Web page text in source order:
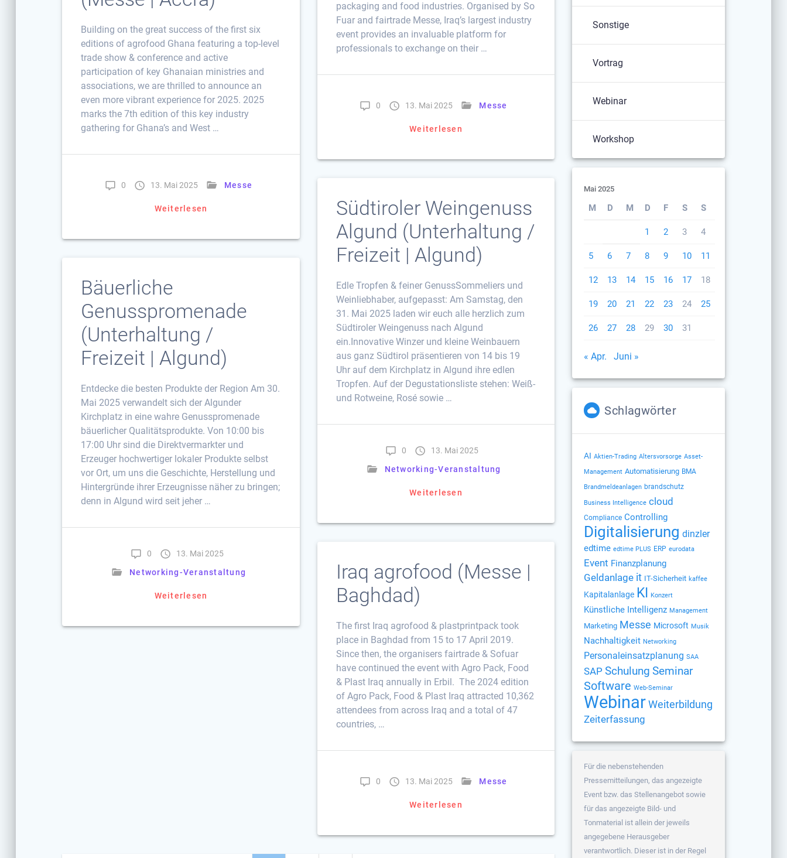
packaging and food industries. Organised by So
Fuar and fairtrade Messe, Iraq’s largest industry
event provides an invaluable platform for
professionals to exchange on their …
0 13. Mai 2025 Messe
Weiterlesen
Building on the great success of the first six
editions of agrofood Ghana featuring a top-level
trade show & conference and active
participation of key Ghanaian ministries and
associations, we are thrilled to announce an
even more vibrant experience for 2025. 2025
marks the 7th edition of this key industry
gathering for Ghana’s and West …
0 13. Mai 2025 Messe
Weiterlesen
Südtiroler Weingenuss
Algund (Unterhaltung /
Freizeit | Algund)
Edle Tropfen & feiner GenussSommeliers und
Weinliebhaber, aufgepasst: Am Samstag, den
31. Mai 2025 laden wir euch alle herzlich zum
Südtiroler Weingenuss nach Algund
ein.Innovative Winzer und kleine Weinbauern
aus ganz Südtirol präsentieren von 14 bis 19
Uhr auf dem Kirchplatz in Algund ihre edlen
Tropfen. Auf der Degustationsliste stehen: Weiß-
und Rotweine, Rosé sowie …
0
13. Mai 2025
Networking-Veranstaltung
Weiterlesen
Bäuerliche
Genusspromenade
(Unterhaltung /
Freizeit | Algund)
Entdecke die besten Produkte der Region Am 30.
Mai 2025 verwandelt sich der Algunder
Kirchplatz in eine wahre Genusspromenade
bäuerlicher Qualitätsprodukte. Von 10:00 bis
17:00 Uhr sind die Direktvermarkter und
Erzeuger hochwertiger lokaler Produkte selbst
vor Ort, um uns die Geschichte, Herstellung und
Hintergründe ihrer Erzeugnisse näher zu bringen;
denn in Algund wird seit jeher …
0
13. Mai 2025
Networking-Veranstaltung
Weiterlesen
Iraq agrofood (Messe |
Baghdad)
The first Iraq agrofood & plastprintpack took
place in Baghdad from 15 to 17 April 2019.
Since then, the organisers fairtrade & Sofuar
have continued the event with Agro Pack, Food
& Plast Iraq annually in Erbil. The 2024 edition
of Agro Pack, Food & Plast Iraq attracted 10,362
attendees from across Iraq and a total of 47
countries, …
0 13. Mai 2025 Messe
Weiterlesen
Sonstige
Vortrag
Webinar
Workshop
Mai 2025
M D M D F S S
1 2 3 4
5 6 7 8 9 10 11
12 13 14 15 16 17 18
19 20 21 22 23 24 25
26 27 28 29 30 31
« Apr. Juni »
Schlagwörter
AI Aktien-Trading Altersvorsorge Asset-
Management Automatisierung BMA
Brandmeldeanlagen brandschutz
Business Intelligence cloud
Compliance Controlling
Digitalisierung dinzler
edtime edtime PLUS ERP eurodata
Event Finanzplanung
Geldanlage it IT-Sicherheit kaffee
Kapitalanlage KI Konzert
Künstliche Intelligenz Management
Marketing Messe Microsoft Musik
Nachhaltigkeit Networking
Personaleinsatzplanung SAA
SAP Schulung Seminar
Software Web-Seminar
Webinar Weiterbildung
Zeiterfassung
Für die nebenstehenden
Pressemitteilungen, das angezeigte
Event bzw. das Stellenangebot sowie
für das angezeigte Bild- und
Tonmaterial ist allein der jeweils
angegebene Herausgeber
verantwortlich. Dieser ist in der Regel